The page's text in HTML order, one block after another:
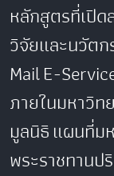
หลักสูตรที่เปิด
วิจัยและนวัตก
MailE-
ภายในมหาวิท
มูลนิธิแผนที่ม
พระราชทาน